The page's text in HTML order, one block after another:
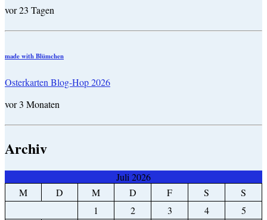
vor 23 Tagen
made with Blümchen
Osterkarten Blog-Hop 2026
vor 3 Monaten
Archiv
Juli 2026
M
D M D F S
S
1
2 3 4
5